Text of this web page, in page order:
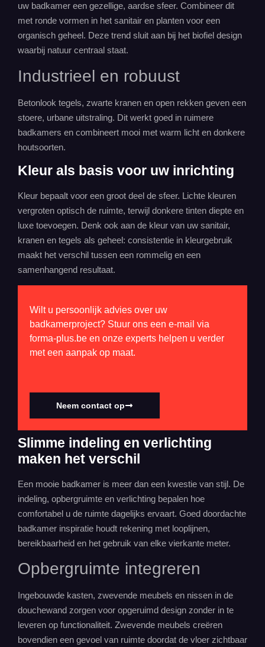
uw badkamer een gezellige, aardse sfeer. Combineer dit
met ronde vormen in het sanitair en planten voor een
organisch geheel. Deze trend sluit aan bij het biofiel design
waarbij natuur centraal staat.
Industrieel en robuust
Betonlook tegels, zwarte kranen en open rekken geven een
stoere, urbane uitstraling. Dit werkt goed in ruimere
badkamers en combineert mooi met warm licht en donkere
houtsoorten.
Kleur als basis voor uw inrichting
Kleur bepaalt voor een groot deel de sfeer. Lichte kleuren
vergroten optisch de ruimte, terwijl donkere tinten diepte en
luxe toevoegen. Denk ook aan de kleur van uw sanitair,
kranen en tegels als geheel: consistentie in kleurgebruik
maakt het verschil tussen een rommelig en een
samenhangend resultaat.
Wilt u persoonlijk advies over uw
badkamerproject? Stuur ons een e-mail via
forma-plus.be en onze experts helpen u verder
met een aanpak op maat.
Neem contact op
Slimme indeling en verlichting
maken het verschil
Een mooie badkamer is meer dan een kwestie van stijl. De
indeling, opbergruimte en verlichting bepalen hoe
comfortabel u de ruimte dagelijks ervaart. Goed doordachte
badkamer inspiratie houdt rekening met looplijnen,
bereikbaarheid en het gebruik van elke vierkante meter.
Opbergruimte integreren
Ingebouwde kasten, zwevende meubels en nissen in de
douchewand zorgen voor opgeruimd design zonder in te
leveren op functionaliteit. Zwevende meubels creëren
bovendien een gevoel van ruimte doordat de vloer zichtbaar